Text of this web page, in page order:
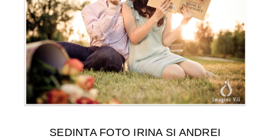
SEDINTA FOTO IRINA SI ANDREI